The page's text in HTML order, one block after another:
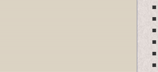
■
■
■
■
■
■